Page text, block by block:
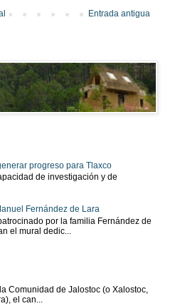
Entrada antigua
progreso para Tlaxco
de investigación y de
Fernández de Lara
por la familia Fernández de
el mural dedic...
Comunidad de Jalostoc (o Xalostoc,
el can...